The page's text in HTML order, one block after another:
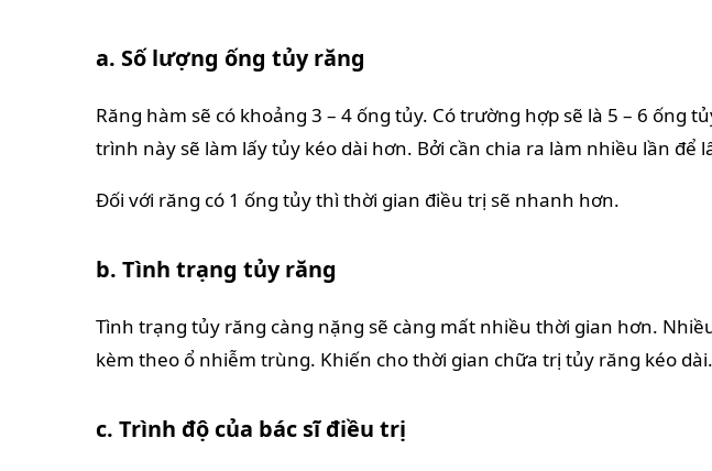
a. Số lượng ống tủy răng
Răng hàm sẽ có khoảng 3 – 4 ống tủy. Có trường hợp sẽ là 5 – 6 ống
trình này sẽ làm lấy tủy kéo dài hơn. Bởi cần chia ra làm nhiều lần để
Đối với răng có 1 ống tủy thì thời gian điều trị sẽ nhanh hơn.
b. Tình trạng tủy răng
Tình trạng tủy răng càng nặng sẽ càng mất nhiều thời gian hơn.
kèm theo ổ nhiễm trùng. Khiến cho thời gian chữa trị tủy răng kéo dài.
c. Trình độ của bác sĩ điều trị